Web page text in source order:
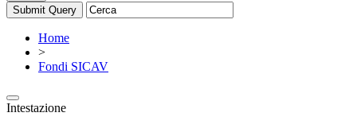
Home
>
Fondi SICAV
Intestazione